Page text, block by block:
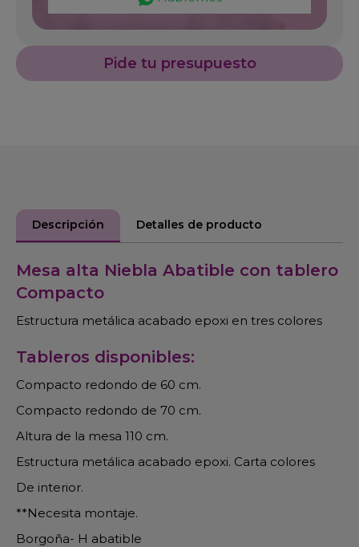
Pide tu presupuesto
Descripción Detalles de producto
Mesa alta Niebla Abatible con tablero
Compacto
Estructura metálica acabado epoxi en tres colores
Tableros disponibles:
Compacto redondo de 60 cm.
Compacto redondo de 70 cm.
Altura de la mesa 110 cm.
Estructura metálica acabado epoxi. Carta colores
De interior.
**Necesita montaje.
Borgoña- H abatible